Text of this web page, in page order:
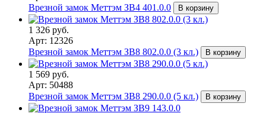
Врезной замок Меттэм ЗВ4 401.0.0
В корзину
1 326 руб.
Арт: 12326
Врезной замок Меттэм ЗВ8 802.0.0 (3 кл.)
В корзину
1 569 руб.
Арт: 50488
Врезной замок Меттэм ЗВ8 290.0.0 (5 кл.)
В корзину